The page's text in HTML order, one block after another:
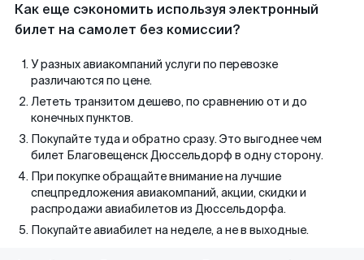
Как еще сэкономить используя электронный
билет на самолет без комиссии?
У разных авиакомпаний услуги по перевозке
различаются по цене.
Лететь транзитом дешево, по сравнению от и до
конечных пунктов.
Покупайте туда и обратно сразу. Это выгоднее чем
билет Благовещенск Дюссельдорф в одну сторону.
При покупке обращайте внимание на лучшие
спецпредложения авиакомпаний, акции, скидки и
распродажи авиабилетов из Дюссельдорфа.
Покупайте авиабилет на неделе, а не в выходные.